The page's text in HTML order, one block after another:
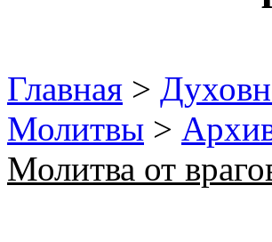
Главная >
Молитвы >
Молитва от